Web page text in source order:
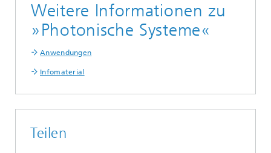
Weitere Informationen zu
»Photonische Systeme«
Anwendungen
Infomaterial
Teilen